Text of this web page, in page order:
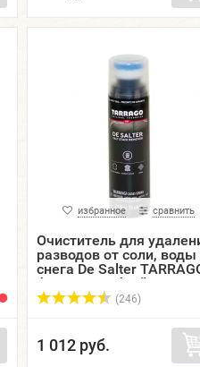
избранное сравнить
Очиститель для
разводов от соли, воды
снега De Salter
флакон с губкой, 75 мл.
(246)
1 012 руб.